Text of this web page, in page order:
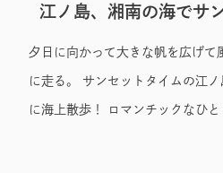
江ノ島、湘南の海でサ
夕日に向かって大きな帆を広げて
に走る。 サンセットタイムの江
に海上散歩！ ロマンチックなひと